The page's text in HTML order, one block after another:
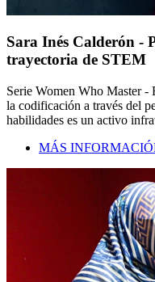
Sara Inés Calderón -
trayectoria de STEM
Serie Women Who Master -
la codificación a través del
habilidades es un activo
MÁS